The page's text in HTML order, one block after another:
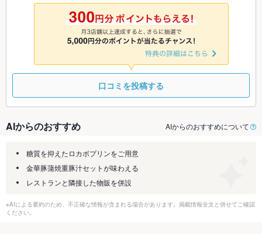
9/8
◎ ◎ ◎ ◎
口コミを投稿する
AIからのおすすめ AIからのおすすめについて
糖質を抑えたロカボプリンをご用意
金華豚蒲焼重豚汁セットが味わえる
レストランと隣接した物販を併設
※AIによる要約のため、不正確な情報が含まれる場合があります。掲載情報全文と併せてご確認
ください。